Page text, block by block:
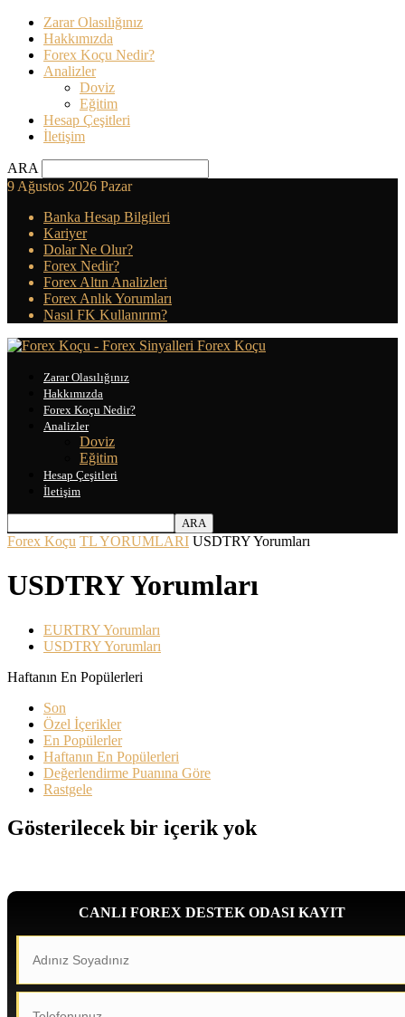
Zarar Olasılığınız
Hakkımızda
Forex Koçu Nedir?
Analizler
Doviz
Eğitim
Hesap Çeşitleri
İletişim
ARA
9 Ağustos 2026 Pazar
Banka Hesap Bilgileri
Kariyer
Dolar Ne Olur?
Forex Nedir?
Forex Altın Analizleri
Forex Anlık Yorumları
Nasıl FK Kullanırım?
Forex Koçu
Zarar Olasılığınız
Hakkımızda
Forex Koçu Nedir?
Analizler
Doviz
Eğitim
Hesap Çeşitleri
İletişim
Forex Koçu TL YORUMLARI USDTRY Yorumları
USDTRY Yorumları
EURTRY Yorumları
USDTRY Yorumları
Haftanın En Popülerleri
Son
Özel İçerikler
En Popülerler
Haftanın En Popülerleri
Değerlendirme Puanına Göre
Rastgele
Gösterilecek bir içerik yok
CANLI FOREX DESTEK ODASI KAYIT